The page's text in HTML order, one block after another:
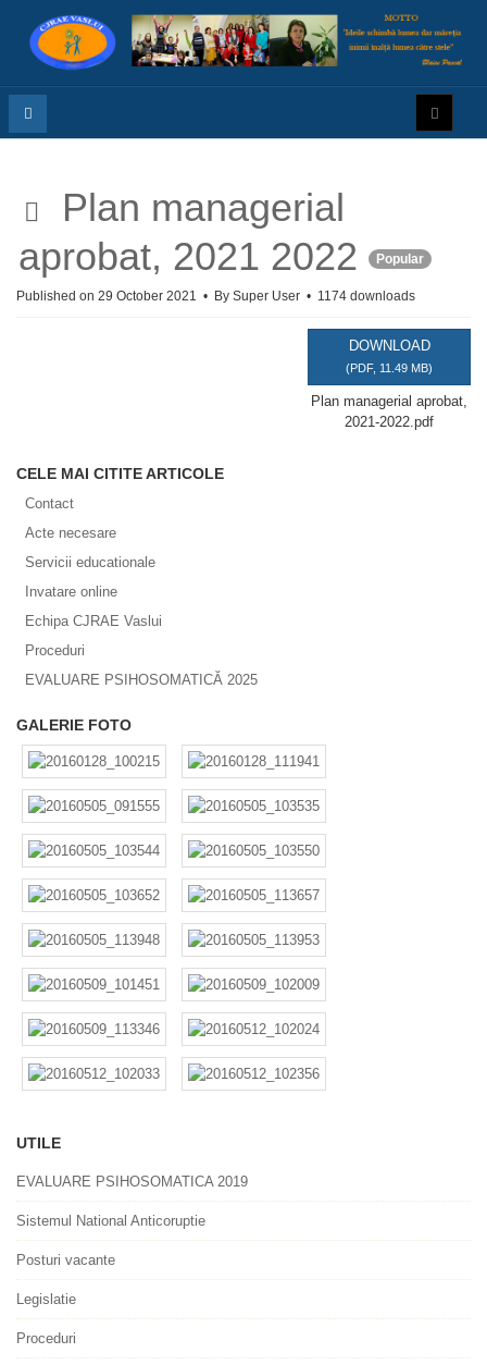
p
d
f
Plan managerial
aprobat, 2021 2022
Popular
Published on 29 October 2021 By Super User 1174 downloads
DOWNLOAD
(PDF, 11.49 MB)
Plan managerial aprobat,
2021-2022.pdf
CELE MAI CITITE ARTICOLE
Contact
Acte necesare
Servicii educationale
Invatare online
Echipa CJRAE Vaslui
Proceduri
EVALUARE PSIHOSOMATICĂ 2025
GALERIE FOTO
UTILE
EVALUARE PSIHOSOMATICA 2019
Sistemul National Anticoruptie
Posturi vacante
Legislatie
Proceduri